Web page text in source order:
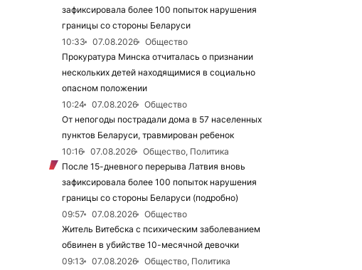
зафиксировала более 100 попыток нарушения
границы со стороны Беларуси
10:33
07.08.2026
Общество
Прокуратура Минска отчиталась о признании
нескольких детей находящимися в социально
опасном положении
10:24
07.08.2026
Общество
От непогоды пострадали дома в 57 населенных
пунктов Беларуси, травмирован ребенок
10:16
07.08.2026
Общество, Политика
После 15-дневного перерыва Латвия вновь
зафиксировала более 100 попыток нарушения
границы со стороны Беларуси (подробно)
09:57
07.08.2026
Общество
Житель Витебска с психическим заболеванием
обвинен в убийстве 10-месячной девочки
09:13
07.08.2026
Общество, Политика